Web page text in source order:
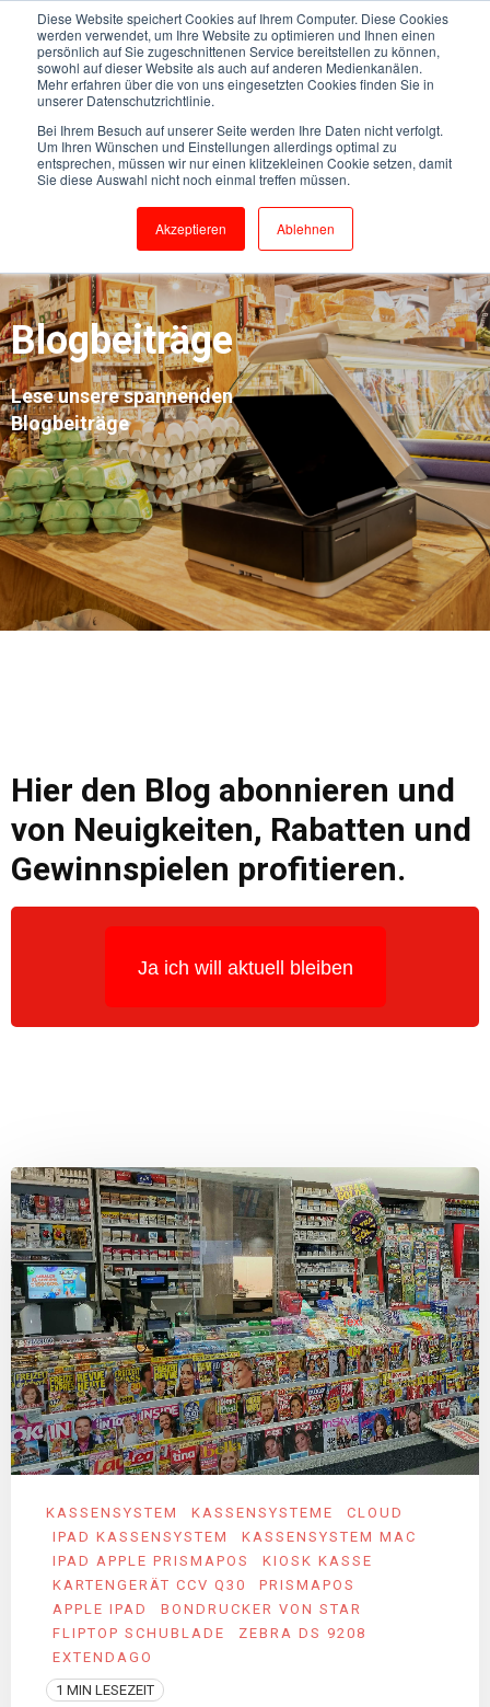
Diese Website speichert Cookies auf Ihrem Computer. Diese Cookies
werden verwendet, um Ihre Website zu optimieren und Ihnen einen
persönlich auf Sie zugeschnittenen Service bereitstellen zu können,
sowohl auf dieser Website als auch auf anderen Medienkanälen.
Mehr erfahren über die von uns eingesetzten Cookies finden Sie in
unserer Datenschutzrichtlinie.
Bei Ihrem Besuch auf unserer Seite werden Ihre Daten nicht verfolgt.
Um Ihren Wünschen und Einstellungen allerdings optimal zu
entsprechen, müssen wir nur einen klitzekleinen Cookie setzen, damit
Sie diese Auswahl nicht noch einmal treffen müssen.
Akzeptieren Ablehnen
Blogbeiträge
Lese unsere spannenden
Blogbeiträge
Hier den Blog abonnieren und
von Neuigkeiten, Rabatten und
Gewinnspielen profitieren.
Ja ich will aktuell bleiben
KASSENSYSTEM KASSENSYSTEME
CLOUD
IPAD KASSENSYSTEM
KASSENSYSTEM MAC
IPAD APPLE PRISMAPOS
KIOSK KASSE
KARTENGERÄT CCV Q30
PRISMAPOS
APPLE IPAD
BONDRUCKER VON STAR
FLIPTOP SCHUBLADE
ZEBRA DS 9208
EXTENDAGO
1 MIN LESEZEIT